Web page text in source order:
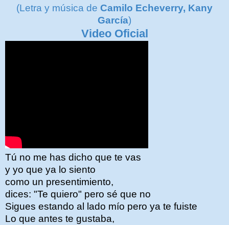
(Letra y música de Camilo Echeverry, Kany
García)
Video Oficial
Tú no me has dicho que te vas
y yo que ya lo siento
como un presentimiento,
dices: "Te quiero" pero sé que no
Sigues estando al lado mío pero ya te fuiste
Lo que antes te gustaba,